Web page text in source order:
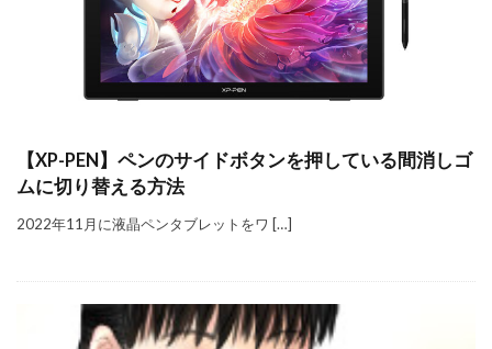
【XP-PEN】ペンのサイドボタンを押している間消しゴ
ムに切り替える方法
2022年11月に液晶ペンタブレットをワ […]